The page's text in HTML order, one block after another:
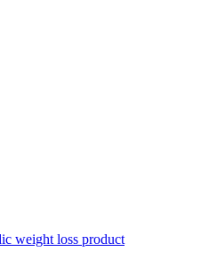
weight loss product